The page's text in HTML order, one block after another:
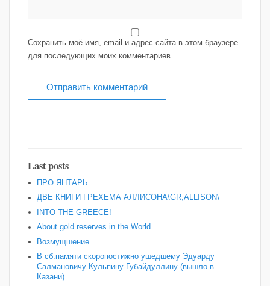
Сохранить моё имя, email и адрес сайта в этом браузере
для последующих моих комментариев.
Last posts
ПРО ЯНТАРЬ
ДВЕ КНИГИ ГРЕХЕМА АЛЛИСОНА\GR,ALLISON\
INTO THE GREECE!
About gold reserves in the World
Возмущшение.
В сб.памяти скоропостижно ушедшему Эдуарду
Салмановичу Кульпину-Губайдуллину (вышло в
Казани).